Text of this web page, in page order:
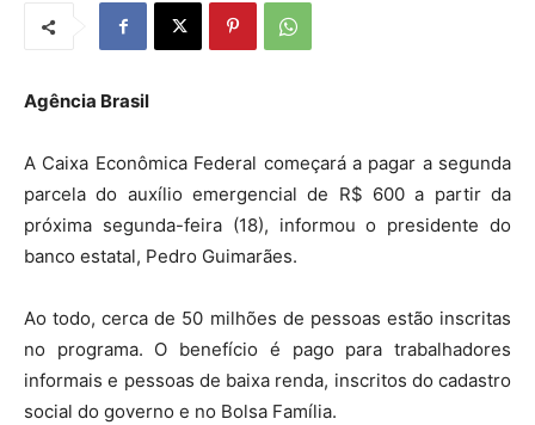
Agência Brasil
A Caixa Econômica Federal começará a pagar a segunda
parcela do auxílio emergencial de R$ 600 a partir da
próxima segunda-feira (18), informou o presidente do
banco estatal, Pedro Guimarães.
Ao todo, cerca de 50 milhões de pessoas estão inscritas
no programa. O benefício é pago para trabalhadores
informais e pessoas de baixa renda, inscritos do cadastro
social do governo e no Bolsa Família.